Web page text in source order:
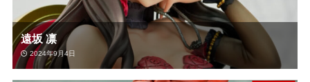
遠坂 凛
2024年9月4日